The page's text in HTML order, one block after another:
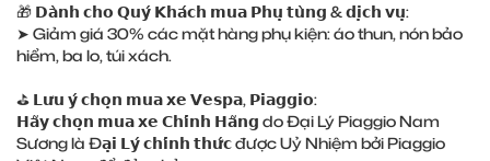
🎁 𝗗𝗮̀𝗻𝗵 𝗰𝗵𝗼 𝗤𝘂𝘆́ 𝗞𝗵𝗮́𝗰𝗵 𝗺𝘂𝗮 𝗣𝗵𝘂̣ 𝘁𝘂̀𝗻𝗴 & 𝗱𝗶̣𝗰𝗵 𝘃𝘂̣:
➤ Giảm giá 30% các mặt hàng phụ kiện: áo thun, nón bảo
hiểm, ba lo, túi xách.
️⛳️ 𝗟𝘂̛𝘂 𝘆́ 𝗰𝗵𝗼̣𝗻 𝗺𝘂𝗮 𝘅𝗲 𝗩𝗲𝘀𝗽𝗮, 𝗣𝗶𝗮𝗴𝗴𝗶𝗼:
𝗛𝗮̃𝘆 𝗰𝗵𝗼̣𝗻 𝗺𝘂𝗮 𝘅𝗲 𝗖𝗵𝗶́𝗻𝗵 𝗛𝗮̃𝗻𝗴 do Đại Lý Piaggio Nam
Sương là Đ𝗮̣𝗶 𝗟𝘆́ 𝗰𝗵𝗶́𝗻𝗵 𝘁𝗵𝘂̛́𝗰 được Uỷ Nhiệm bởi Piaggio